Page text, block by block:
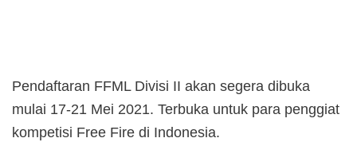
Pendaftaran FFML Divisi II akan segera dibuka
mulai 17-21 Mei 2021. Terbuka untuk para penggiat
kompetisi Free Fire di Indonesia.